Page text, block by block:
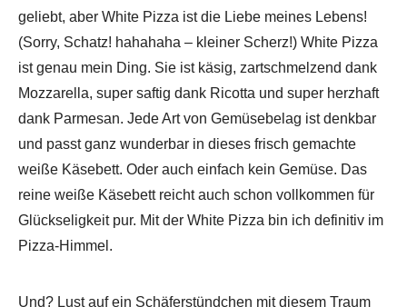
geliebt, aber White Pizza ist die Liebe meines Lebens!
(Sorry, Schatz! hahahaha – kleiner Scherz!) White Pizza
ist genau mein Ding. Sie ist käsig, zartschmelzend dank
Mozzarella, super saftig dank Ricotta und super herzhaft
dank Parmesan. Jede Art von Gemüsebelag ist denkbar
und passt ganz wunderbar in dieses frisch gemachte
weiße Käsebett. Oder auch einfach kein Gemüse. Das
reine weiße Käsebett reicht auch schon vollkommen für
Glückseligkeit pur. Mit der White Pizza bin ich definitiv im
Pizza-Himmel.
Und? Lust auf ein Schäferstündchen mit diesem Traum